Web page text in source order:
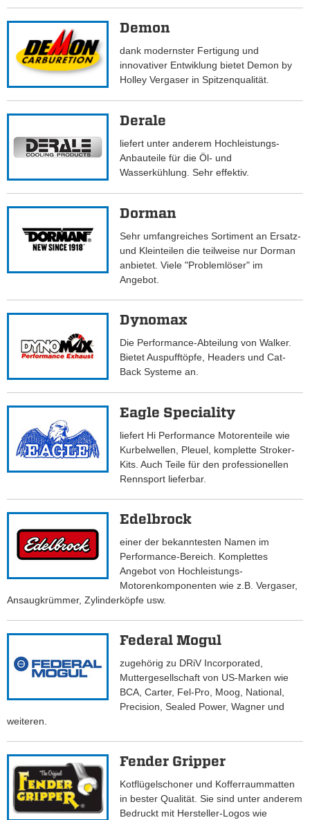
Demon
dank modernster Fertigung und
innovativer Entwiklung bietet Demon by
Holley Vergaser in Spitzenqualität.
Derale
liefert unter anderem Hochleistungs-
Anbauteile für die Öl- und
Wasserkühlung. Sehr effektiv.
Dorman
Sehr umfangreiches Sortiment an Ersatz-
und Kleinteilen die teilweise nur Dorman
anbietet. Viele "Problemlöser" im
Angebot.
Dynomax
Die Performance-Abteilung von Walker.
Bietet Auspufftöpfe, Headers und Cat-
Back Systeme an.
Eagle Speciality
liefert Hi Performance Motorenteile wie
Kurbelwellen, Pleuel, komplette Stroker-
Kits. Auch Teile für den professionellen
Rennsport lieferbar.
Edelbrock
einer der bekanntesten Namen im
Performance-Bereich. Komplettes
Angebot von Hochleistungs-
Motorenkomponenten wie z.B. Vergaser,
Ansaugkrümmer, Zylinderköpfe usw.
Federal Mogul
zugehörig zu DRiV Incorporated,
Muttergesellschaft von US-Marken wie
BCA, Carter, Fel-Pro, Moog, National,
Precision, Sealed Power, Wagner und
weiteren.
Fender Gripper
Kotflügelschoner und Kofferraummatten
in bester Qualität. Sie sind unter anderem
Bedruckt mit Hersteller-Logos wie